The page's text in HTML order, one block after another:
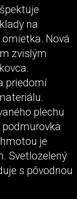
na
Nová
zvislým
priedomí
plechu
podmurovka
je
Svetlozelený
s pôvodnou